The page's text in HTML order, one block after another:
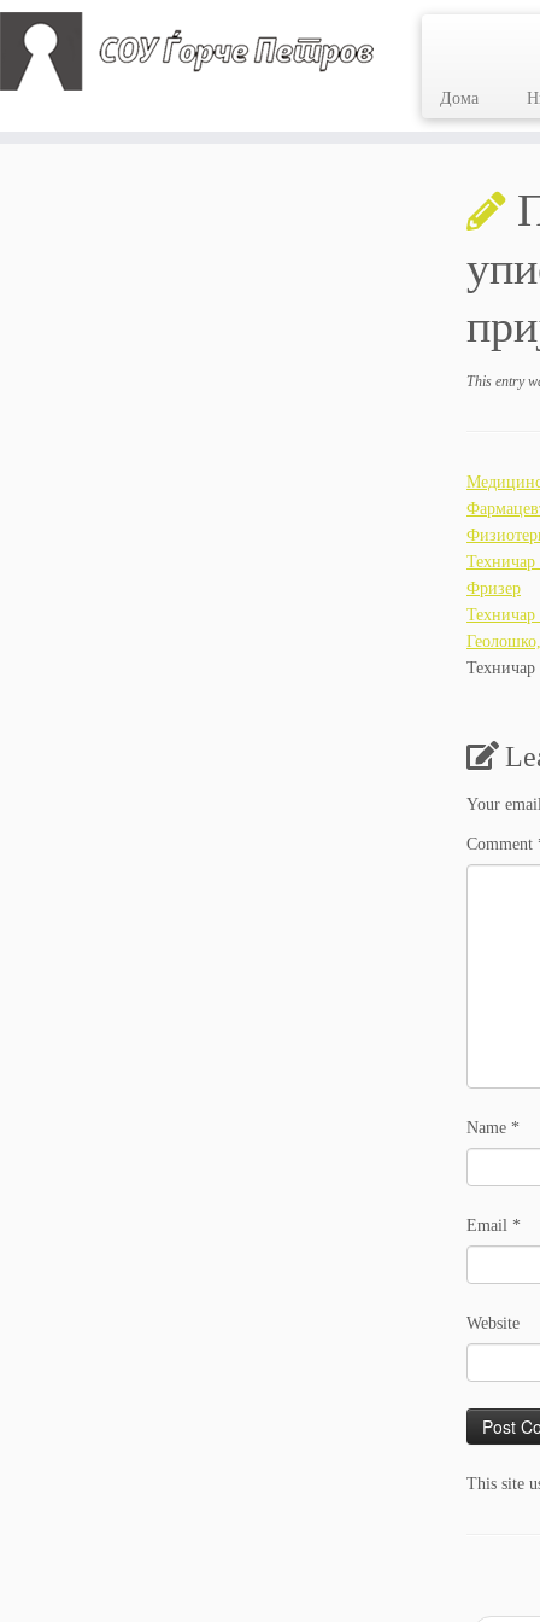
Дома
This entry
Техничар
Фризер
Техничар
Техничар
Your
Comment
Name *
Email *
Website
This site